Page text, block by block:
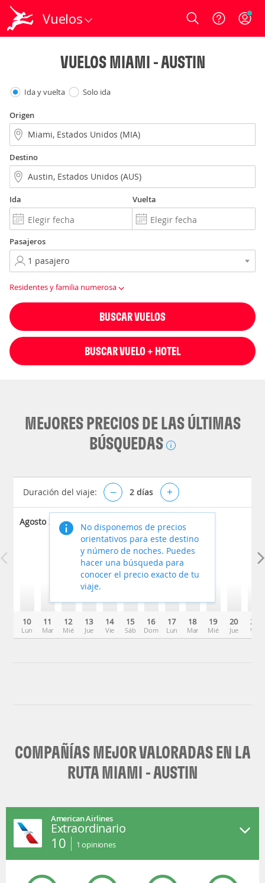
Vuelos Login
VUELOS MIAMI - AUSTIN
Ida y vuelta Solo ida
Origen
Destino
Ida Vuelta
Pasajeros
Residentes y familia numerosa
BUSCAR VUELOS
BUSCAR VUELO + HOTEL
MEJORES PRECIOS DE LAS ÚLTIMAS
BÚSQUEDAS
Duración del viaje: – 2 días +
Agosto 2026
10
Lun
11
Mar
12
Mié
13
Jue
14
Vie
15
Sáb
16
Dom
17
Lun
18
Mar
19
Mié
20
Jue
21
Vie
No disponemos de precios
orientativos para este destino
y número de noches. Puedes
hacer una búsqueda para
conocer el precio exacto de tu
viaje.
COMPAÑÍAS MEJOR VALORADAS EN LA
RUTA MIAMI - AUSTIN
American Airlines
Extraordinario
10 1 opiniones